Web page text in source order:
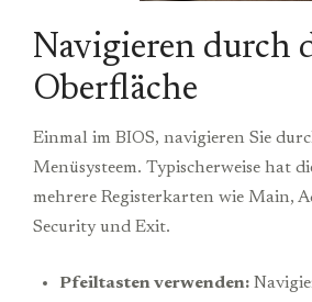
Navigieren durch
Oberfläche
Einmal im BIOS, navigieren Sie
Menüsysteem. Typischerweise hat
mehrere Registerkarten wie Main,
Security und Exit.
Pfeiltasten verwenden: